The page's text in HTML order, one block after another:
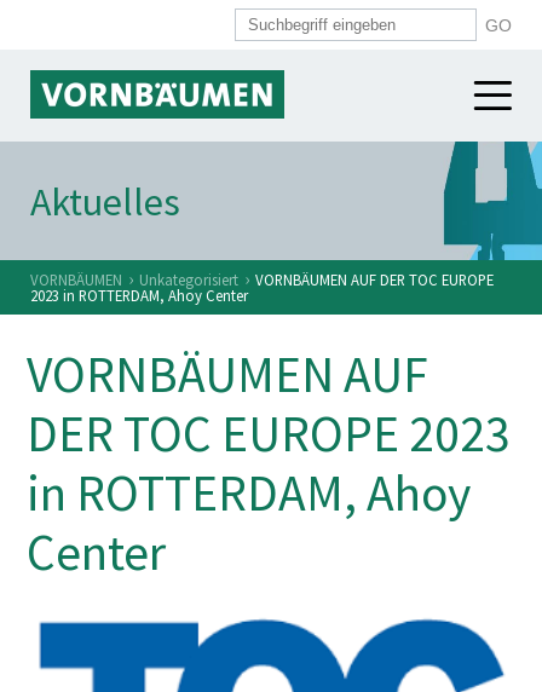
Hafenindustrie
Schwerindustrie
Alpinindustrie
Normseile
Weitere Branchen
SYSTEMKOMPONENTEN
Spiralen
Push-Pull-Hüllen
Seilköpfe
VORNBÄUMEN
Aktuelles
Historie
Know-how
Downloads
Kontakt
KARRIERE
Stellenangebote
Ausbildung / Studium
Aktuelles
VORNBÄUMEN › Unkategorisiert › VORNBÄUMEN AUF DER TOC EUROPE
2023 in ROTTERDAM, Ahoy Center
VORNBÄUMEN AUF
DER TOC EUROPE 2023
in ROTTERDAM, Ahoy
Center